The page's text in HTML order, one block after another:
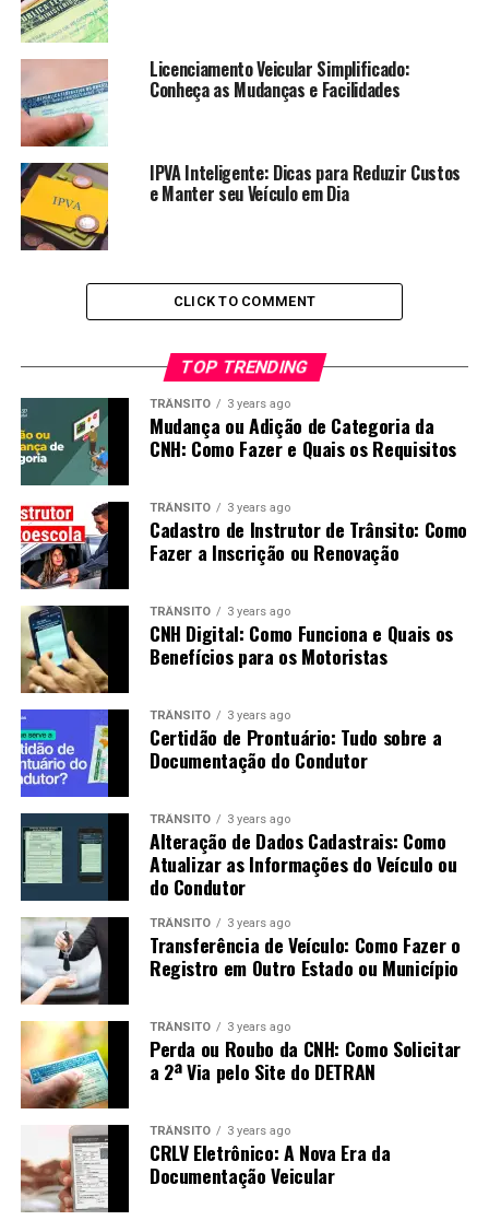
Licenciamento Veicular Simplificado:
Conheça as Mudanças e Facilidades
IPVA Inteligente: Dicas para Reduzir Custos
e Manter seu Veículo em Dia
CLICK TO COMMENT
TOP TRENDING
TRÂNSITO 3 years ago
Mudança ou Adição de Categoria da
CNH: Como Fazer e Quais os Requisitos
TRÂNSITO 3 years ago
Cadastro de Instrutor de Trânsito: Como
Fazer a Inscrição ou Renovação
TRÂNSITO 3 years ago
CNH Digital: Como Funciona e Quais os
Benefícios para os Motoristas
TRÂNSITO 3 years ago
Certidão de Prontuário: Tudo sobre a
Documentação do Condutor
TRÂNSITO 3 years ago
Alteração de Dados Cadastrais: Como
Atualizar as Informações do Veículo ou
do Condutor
TRÂNSITO 3 years ago
Transferência de Veículo: Como Fazer o
Registro em Outro Estado ou Município
TRÂNSITO 3 years ago
Perda ou Roubo da CNH: Como Solicitar
a 2ª Via pelo Site do DETRAN
TRÂNSITO 3 years ago
CRLV Eletrônico: A Nova Era da
Documentação Veicular